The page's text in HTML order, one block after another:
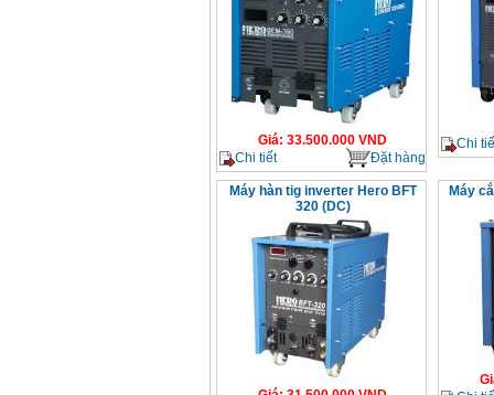
Giá: 33.500.000 VND
Chi tiết
Đặt hàng
Chi
Máy hàn tig inverter Hero BFT
320 (DC)
Máy